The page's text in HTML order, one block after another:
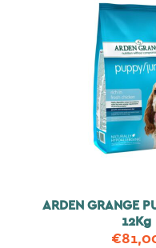
ARDEN GRANGE
12Kg
€